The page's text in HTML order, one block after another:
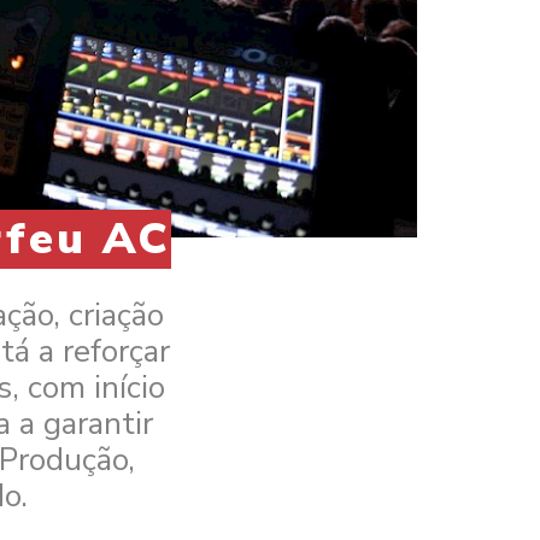
AC
criação
a reforçar
com início
a garantir